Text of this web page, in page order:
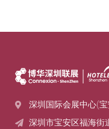
深圳国际会展中心(
深圳市宝安区福海街